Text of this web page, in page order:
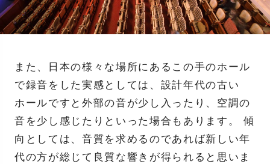
また、日本の様々な場所にあるこの手のホール
で録音をした実感としては、設計年代の古い
ホールですと外部の音が少し入ったり、空調の
音を少し感じたりといった場合もあります。 傾
向としては、音質を求めるのであれば新しい年
代の方が総じて良質な響きが得られると思いま